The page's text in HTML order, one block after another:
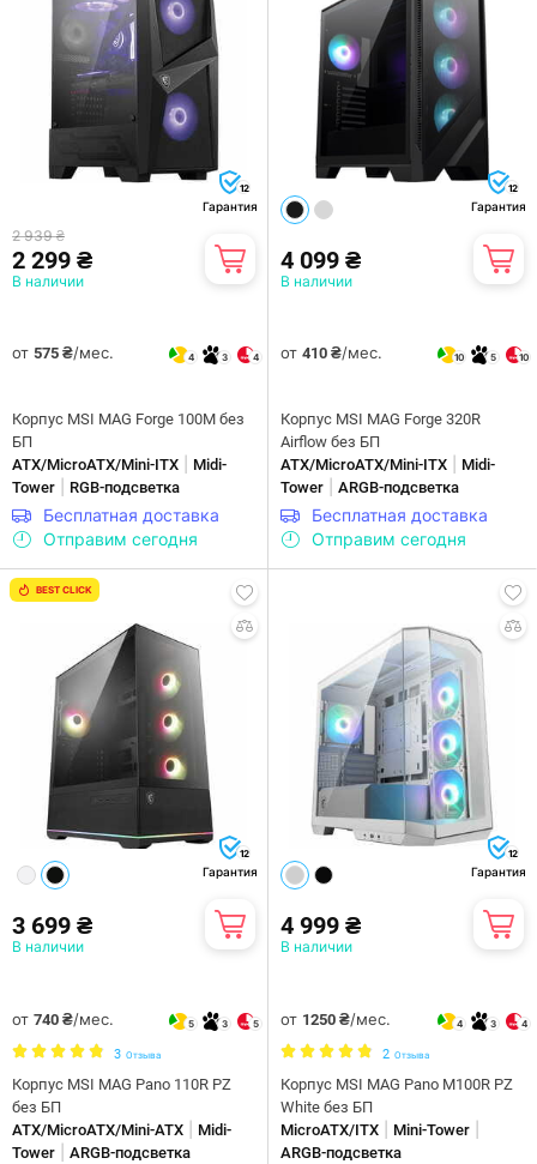
12
Гарантия
2 939 ₴
2 299 ₴
В наличии
от 575 ₴/мес. 4 3 4
Корпус MSI MAG Forge 100M без
БП
ATX/MicroATX/Mini-ITX
Midi-
Tower
RGB-подсветка
Бесплатная доставка
Отправим сегодня
12
Гарантия
4 099 ₴
В наличии
от 410 ₴/мес. 10 5 10
Корпус MSI MAG Forge 320R
Airflow без БП
ATX/MicroATX/Mini-ITX
Midi-
Tower
ARGB-подсветка
Бесплатная доставка
Отправим сегодня
BEST CLICK
12
Гарантия
3 699 ₴
В наличии
от 740 ₴/мес. 5 3 5
3 Отзыва
Корпус MSI MAG Pano 110R PZ
без БП
ATX/MicroATX/Mini-ATX
Midi-
Tower
ARGB-подсветка
12
Гарантия
4 999 ₴
В наличии
от 1250 ₴/мес. 4 3 4
2 Отзыва
Корпус MSI MAG Pano M100R PZ
White без БП
MicroATX/ITX
Mini-Tower
ARGB-подсветка